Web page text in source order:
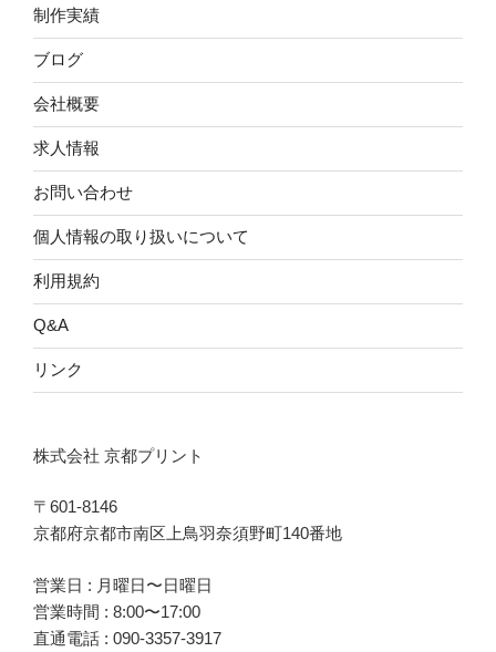
制作実績
ブログ
会社概要
求人情報
お問い合わせ
個人情報の取り扱いについて
利用規約
Q&A
リンク
株式会社 京都プリント
〒601-8146
京都府京都市南区上鳥羽奈須野町140番地
営業日 : 月曜日〜日曜日
営業時間 : 8:00〜17:00
直通電話 : 090-3357-3917